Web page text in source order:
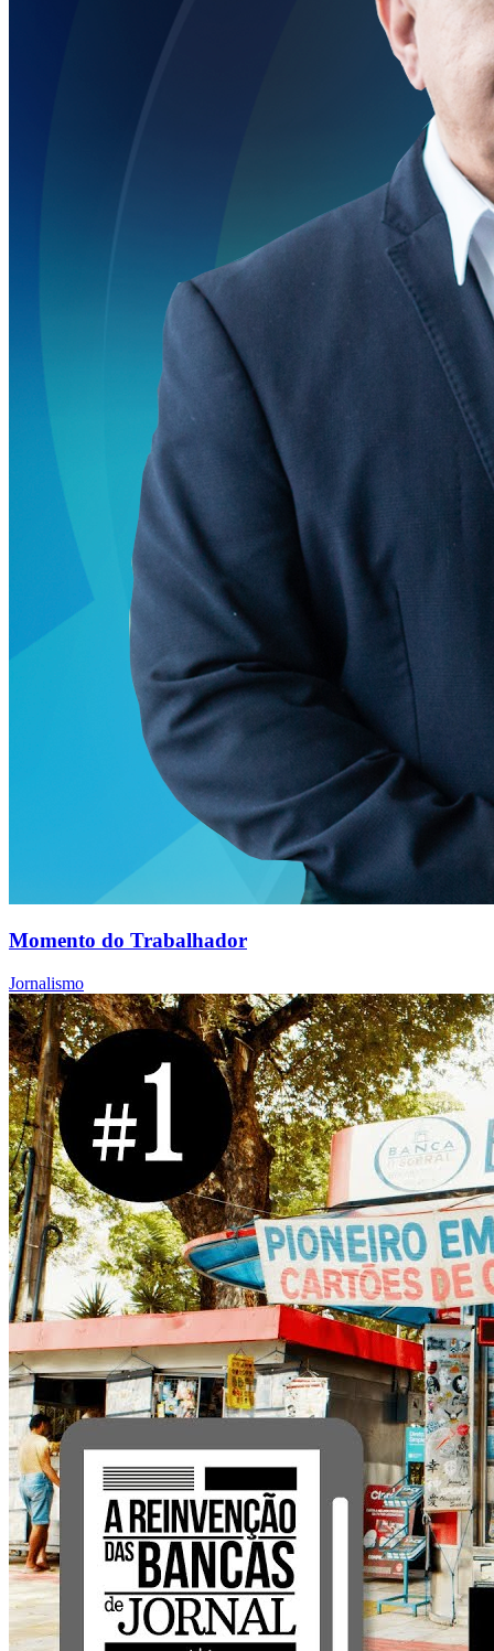
Momento do Trabalhador
Jornalismo